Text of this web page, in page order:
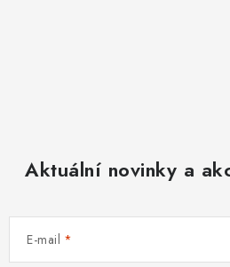
Aktuální novinky a
E-mail